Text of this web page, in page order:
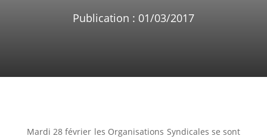
Publication : 01/03/2017
Mardi 28 février les Organisations Syndicales se sont